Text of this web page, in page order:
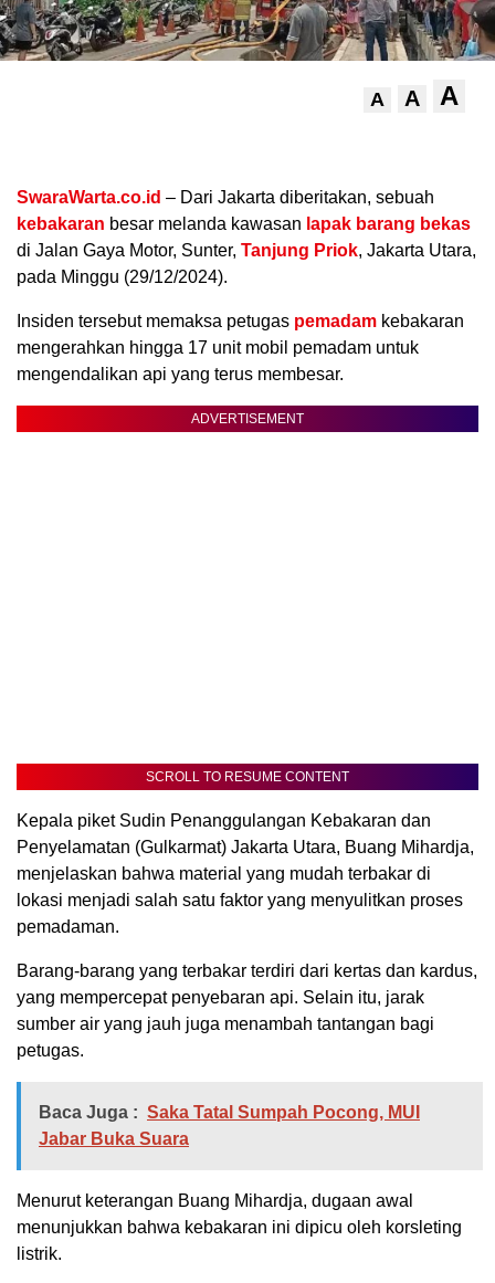
A A A
SwaraWarta.co.id – Dari Jakarta diberitakan, sebuah
kebakaran besar melanda kawasan lapak barang bekas
di Jalan Gaya Motor, Sunter, Tanjung Priok, Jakarta Utara,
pada Minggu (29/12/2024).
Insiden tersebut memaksa petugas pemadam kebakaran
mengerahkan hingga 17 unit mobil pemadam untuk
mengendalikan api yang terus membesar.
ADVERTISEMENT
SCROLL TO RESUME CONTENT
Kepala piket Sudin Penanggulangan Kebakaran dan
Penyelamatan (Gulkarmat) Jakarta Utara, Buang Mihardja,
menjelaskan bahwa material yang mudah terbakar di
lokasi menjadi salah satu faktor yang menyulitkan proses
pemadaman.
Barang-barang yang terbakar terdiri dari kertas dan kardus,
yang mempercepat penyebaran api. Selain itu, jarak
sumber air yang jauh juga menambah tantangan bagi
petugas.
Baca Juga : Saka Tatal Sumpah Pocong, MUI
Jabar Buka Suara
Menurut keterangan Buang Mihardja, dugaan awal
menunjukkan bahwa kebakaran ini dipicu oleh korsleting
listrik.